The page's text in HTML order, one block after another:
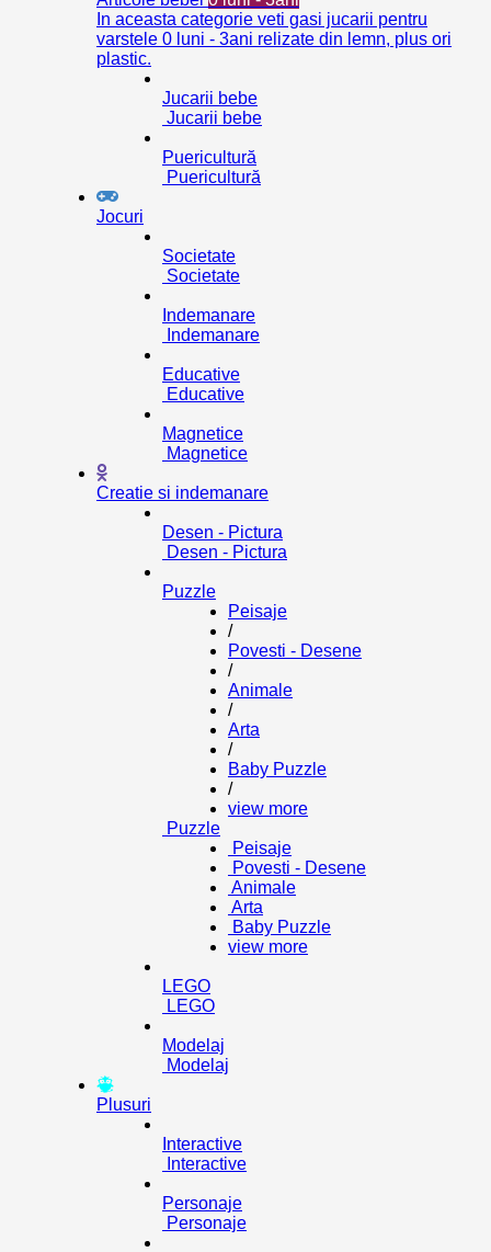
In aceasta categorie veti gasi jucarii pentru
varstele 0 luni - 3ani relizate din lemn, plus ori
plastic.
Jucarii bebe
Jucarii bebe
Puericultură
Puericultură
Jocuri
Societate
Societate
Indemanare
Indemanare
Educative
Educative
Magnetice
Magnetice
Creatie si indemanare
Desen - Pictura
Desen - Pictura
Puzzle
Peisaje
/
Povesti - Desene
/
Animale
/
Arta
/
Baby Puzzle
/
view more
Puzzle
Peisaje
Povesti - Desene
Animale
Arta
Baby Puzzle
view more
LEGO
LEGO
Modelaj
Modelaj
Plusuri
Interactive
Interactive
Personaje
Personaje